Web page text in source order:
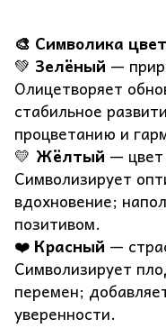
🎨 Символика
💚 Зелёный —
Олицетворяет
стабильное
процветанию и
💛 Жёлтый — цвет
Символизирует
вдохновение;
позитивом.
❤️ Красный —
Символизирует
перемен;
уверенности.